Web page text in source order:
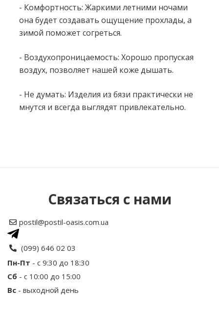
- Комфортность: Жаркими летними ночами
она будет создавать ощущение прохлады, а
зимой поможет согреться.
- Воздухопроницаемость: Хорошо пропуская
воздух, позволяет нашей коже дышать.
- Не думать: Изделия из бязи практически не
мнутся и всегда выглядят привлекательно.
Рейтинг
Ваш отзыв
Связаться с нами
postil@postil-oasis.com.ua
(099) 646 02 03
Пн-Пт - с 9:30 до 18:30
Сб - с 10:00 до 15:00
Вс - выходной день